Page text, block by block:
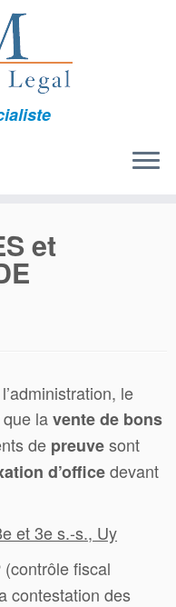
et
le
lavente de bons
de preuvesont
d’officedevant
et 3e s.-s., Uy
(contrôle fiscal
contestation des